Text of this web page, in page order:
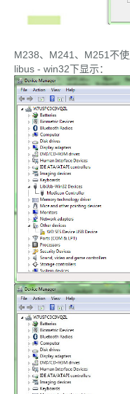
M238、M241、M251不
libus - win32下显示：